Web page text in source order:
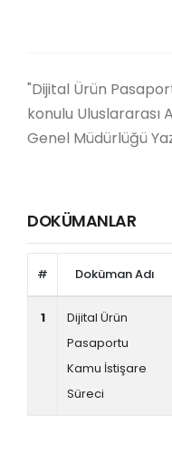
"Dijital Ürün
konulu Uluslararası
Genel Müdürlüğü
DOKÜMANLAR
# Doküman Adı
1
Dijital Ürün
Pasaportu
Kamu İstişare
Süreci